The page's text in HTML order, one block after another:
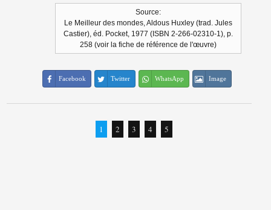
Source:
Le Meilleur des mondes, Aldous Huxley (trad. Jules
Castier), éd. Pocket, 1977 (ISBN 2-266-02310-1), p.
258 (voir la fiche de référence de l'œuvre)
Facebook Twitter WhatsApp Image
1 2 3 4 5